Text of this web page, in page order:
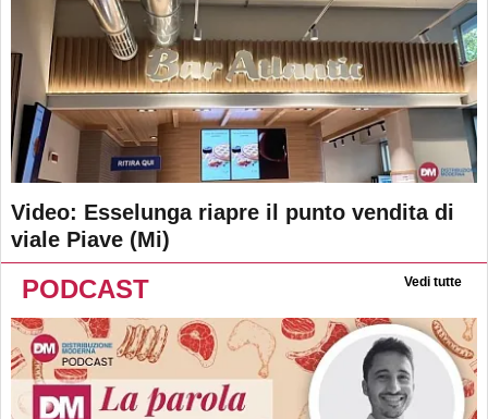
Video: Esselunga riapre il punto vendita di
viale Piave (Mi)
PODCAST Vedi tutte